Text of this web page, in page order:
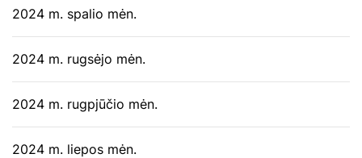
2024 m. spalio mėn.
2024 m. rugsėjo mėn.
2024 m. rugpjūčio mėn.
2024 m. liepos mėn.